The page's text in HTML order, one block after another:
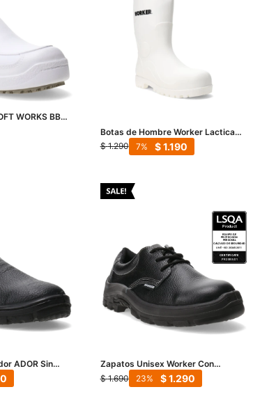
WORKS BB
Botas de Hombre Worker Lactica
con Puntera de Acero - Blanco
$ 1.290 $1.190
7
ADOR Sin
Zapatos Unisex Worker Con
Puntera Composite - Negro
$ 1.690 $1.290
23